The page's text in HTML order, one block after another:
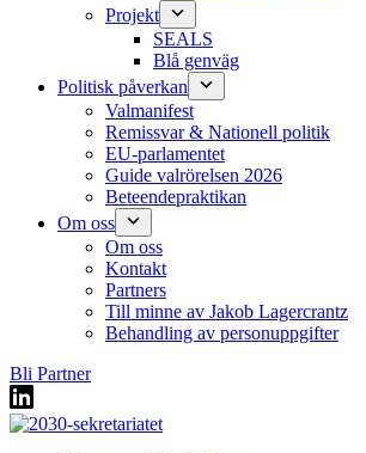
Projekt
SEALS
Blå genväg
Politisk påverkan
Valmanifest
Remissvar & Nationell politik
EU-parlamentet
Guide valrörelsen 2026
Beteendepraktikan
Om oss
Om oss
Kontakt
Partners
Till minne av Jakob Lagercrantz
Behandling av personuppgifter
Bli Partner